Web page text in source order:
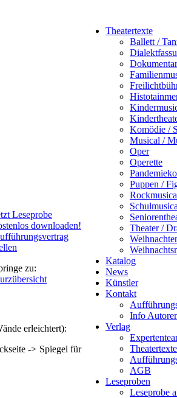
Theatertexte
Ballett /
Komödie /
Musical /
Oper
Operette
Puppen /
Theater /
Katalog
News
Künstler
Kontakt
Info
Verlag
AGB
Leseproben
Leseprobe
Leseprobe
downloaden!
zu:
erleichtert):
-> Spiegel für